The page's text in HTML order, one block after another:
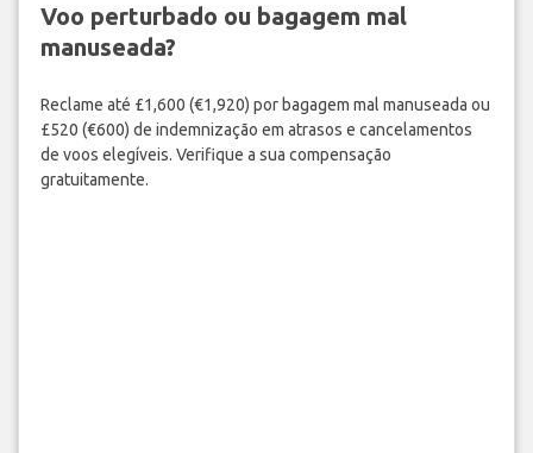
Voo perturbado ou bagagem mal
manuseada?
Reclame até £1,600 (€1,920) por bagagem mal manuseada ou
£520 (€600) de indemnização em atrasos e cancelamentos
de voos elegíveis. Verifique a sua compensação
gratuitamente.